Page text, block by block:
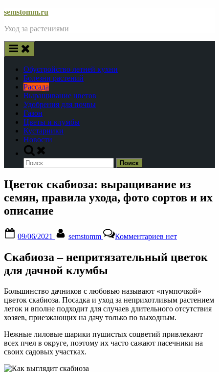
Skip
content
semstomm.ru
Уход за растениями
Обустройство летней кухни
Болезни растений
Рассада
Выращивание цветов
Удобрения для почвы
Газон
Цветы и клумбы
Кустарники
Новости
Toggle
search
form
Найти:
Цветок скабиоза: выращивание из
семян, правила ухода, фото сортов и их
описание
on
09/06/2021 semstomm Комментариевзаписи
скабиоза:
правила
ухода,
фото
сортов
их
описание
нет
Скабиоза – непритязательный цветок
для дачной клумбы
Большинство дачников с любовью называют «пумпочкой»
цветок скабиоза. Посадка и уход за неприхотливым растением
легок и вполне подходит для случаев длительного отсутствия
хозяев, приезжающих на дачу только по выходным.
Нежные лиловые шарики пушистых соцветий привлекают
всех пчел в округе, поэтому их часто сажают пасечники на
своих садовых участках.